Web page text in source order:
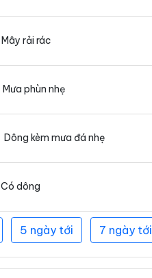
Mây rải rác
Mưa phùn nhẹ
Dông kèm mưa đá nhẹ
Có dông
5 ngày tới 7 ngày tới